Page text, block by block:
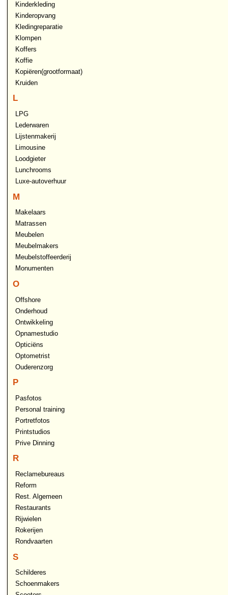
Kinderkleding
Kinderopvang
Kledingreparatie
Klompen
Koffers
Koffie
Kopiëren(grootformaat)
Kruiden
L
LPG
Lederwaren
Lijstenmakerij
Limousine
Loodgieter
Lunchrooms
Luxe-autoverhuur
M
Makelaars
Matrassen
Meubelen
Meubelmakers
Meubelstoffeerderij
Monumenten
O
Offshore
Onderhoud
Ontwikkeling
Opnamestudio
Opticiëns
Optometrist
Ouderenzorg
P
Pasfotos
Personal training
Portretfotos
Printstudios
Prive Dinning
R
Reclamebureaus
Reform
Rest. Algemeen
Restaurants
Rijwielen
Rokerijen
Rondvaarten
S
Schilderes
Schoenmakers